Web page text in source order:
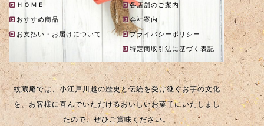
ＨＯＭＥ
おすすめ商品
お支払い・お届けについて
各店舗のご案内
会社案内
プライバシーポリシー
特定商取引法に基づく表記
紋蔵庵では、小江戸川越の歴史と伝統を受け継ぐお芋の文化
を、お客様に喜んでいただけるおいしいお菓子にいたしまし
たので、ぜひご賞味ください。